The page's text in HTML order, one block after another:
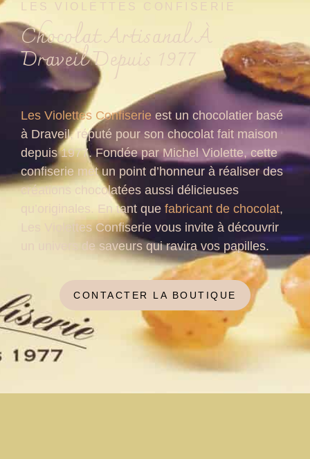
LES VIOLETTES CONFISERIE
Chocolat Artisanal À
Draveil Depuis 1977
Les Violettes Confiserie est un chocolatier basé
à Draveil, réputé pour son chocolat fait maison
depuis 1977. Fondée par Michel Violette, cette
confiserie met un point d’honneur à réaliser des
créations chocolatées aussi délicieuses
qu’originales. En tant que fabricant de chocolat,
Les Violettes Confiserie vous invite à découvrir
un univers de saveurs qui ravira vos papilles.
CONTACTER LA BOUTIQUE